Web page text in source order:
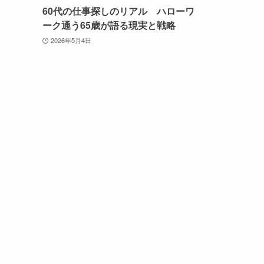
60代の仕事探しのリアル ハローワ
ーク通う65歳が語る現実と戦略
2026年5月4日